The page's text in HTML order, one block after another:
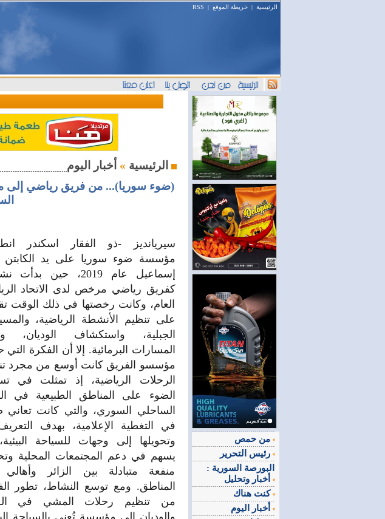
الرئيسية | خريطة الموقع |
RSS
الرئيسية »
(ضوء سوريا)... من فريق رياضي إلى
سيريانديز -ذو الفقار اسكندر
مؤسسة ضوء سوريا على يد الكابتن
إسماعيل عام 2019، حين
كفريق رياضي مرخص لدى الاتحاد
العام، وكانت رخصتها في ذلك الوقت
على تنظيم الأنشطة الرياضية،
الجبلية، واستكشاف الوديان،
المسارات البرمائية. إلا أن الفكرة التي
مؤسسو الفريق كانت أوسع من مجرد
الرحلات الرياضية، إذ تمثلت في
الضوء على المناطق الطبيعية في
الساحلي السوري، والتي كانت تعاني
في التغطية الإعلامية، بهدف
وتحويلها إلى وجهات للسياحة
يسهم في دعم المجتمعات المحلية
منفعة متبادلة بين الزائر
المناطق. ومع توسع النشاط، تطور
من تنظيم رحلات المشي في
والوديان إلى مؤسسة تُعنى بالسياحة
من حمص
رئيس التحرير
البورصة السورية :
كنت هناك